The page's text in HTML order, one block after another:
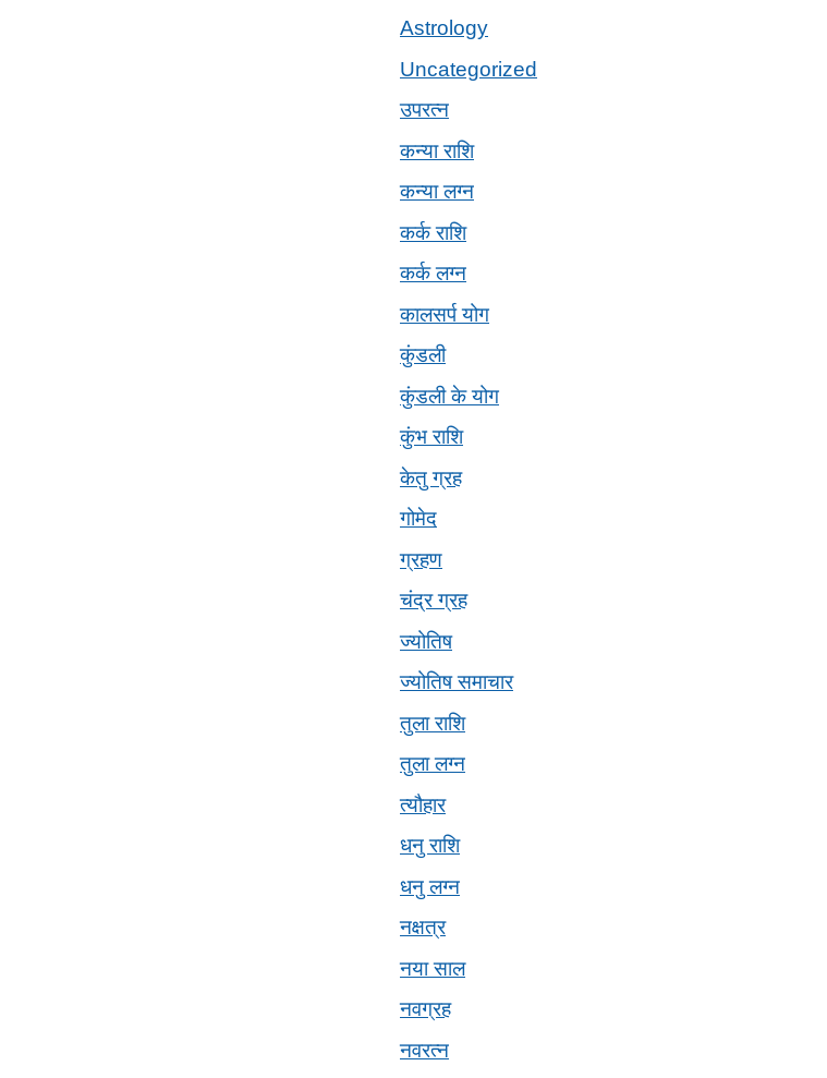
Astrology
Uncategorized
उपरत्न
कन्या राशि
कन्या लग्न
कर्क राशि
कर्क लग्न
कालसर्प योग
कुंडली
कुंडली के योग
कुंभ राशि
केतु ग्रह
गोमेद
ग्रहण
चंद्र ग्रह
ज्योतिष
ज्योतिष समाचार
तुला राशि
तुला लग्न
त्यौहार
धनु राशि
धनु लग्न
नक्षत्र
नया साल
नवग्रह
नवरत्न